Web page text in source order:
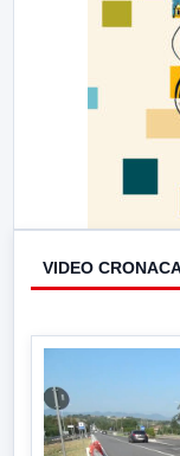
VIDEO